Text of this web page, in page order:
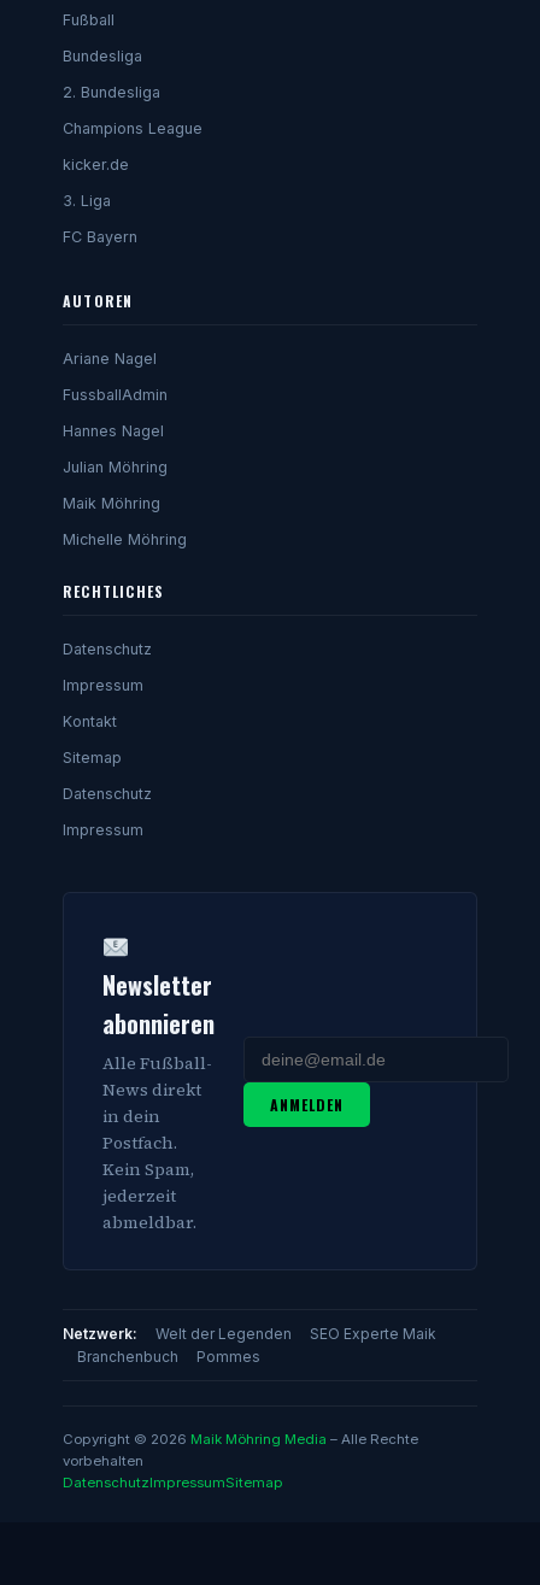
Fußball
Bundesliga
2. Bundesliga
Champions League
kicker.de
3. Liga
FC Bayern
AUTOREN
Ariane Nagel
FussballAdmin
Hannes Nagel
Julian Möhring
Maik Möhring
Michelle Möhring
RECHTLICHES
Datenschutz
Impressum
Kontakt
Sitemap
Datenschutz
Impressum
Newsletter
abonnieren
Alle Fußball-
News direkt
in dein
Postfach.
Kein Spam,
jederzeit
abmeldbar.
ANMELDEN
Netzwerk: Welt der Legenden
SEO Experte Maik
Branchenbuch
Pommes
Copyright © 2026 Maik Möhring Media – Alle Rechte
vorbehalten
DatenschutzImpressumSitemap